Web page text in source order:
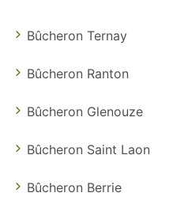
Bûcheron Ternay
Bûcheron Ranton
Bûcheron Glenouze
Bûcheron Saint Laon
Bûcheron Berrie